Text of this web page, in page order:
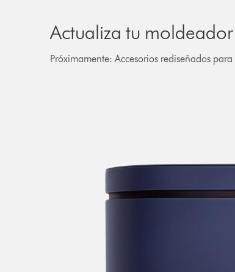
Actualiza tu
Próximamente: Accesorios rediseñados